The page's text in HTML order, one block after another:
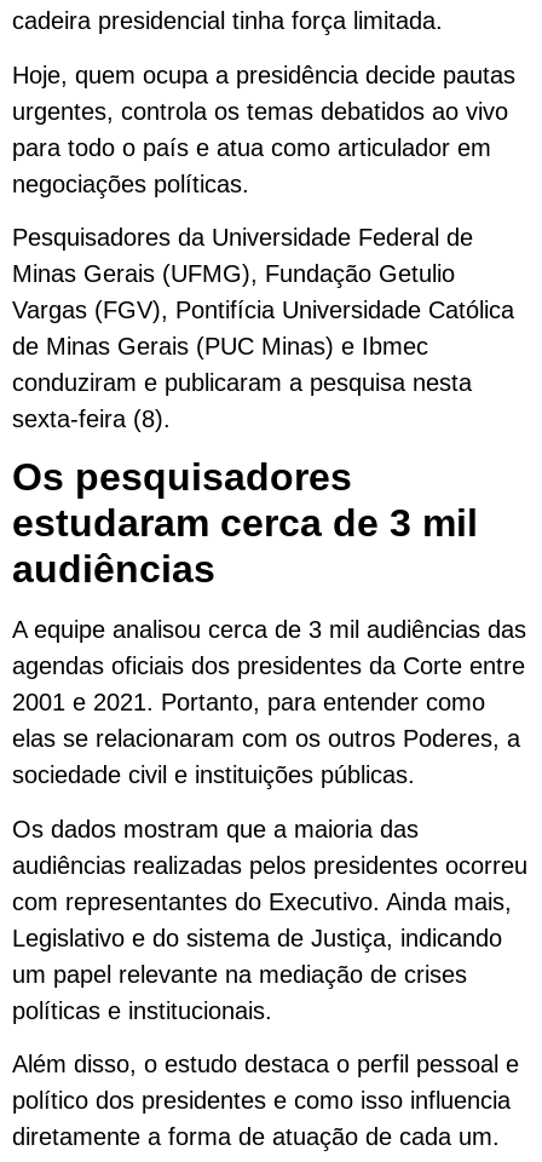
cadeira presidencial tinha força limitada.
Hoje, quem ocupa a presidência decide pautas
urgentes, controla os temas debatidos ao vivo
para todo o país e atua como articulador em
negociações políticas.
Pesquisadores da Universidade Federal de
Minas Gerais (UFMG), Fundação Getulio
Vargas (FGV), Pontifícia Universidade Católica
de Minas Gerais (PUC Minas) e Ibmec
conduziram e publicaram a pesquisa nesta
sexta-feira (8).
Os pesquisadores
estudaram cerca de 3 mil
audiências
A equipe analisou cerca de 3 mil audiências das
agendas oficiais dos presidentes da Corte entre
2001 e 2021. Portanto, para entender como
elas se relacionaram com os outros Poderes, a
sociedade civil e instituições públicas.
Os dados mostram que a maioria das
audiências realizadas pelos presidentes ocorreu
com representantes do Executivo. Ainda mais,
Legislativo e do sistema de Justiça, indicando
um papel relevante na mediação de crises
políticas e institucionais.
Além disso, o estudo destaca o perfil pessoal e
político dos presidentes e como isso influencia
diretamente a forma de atuação de cada um.